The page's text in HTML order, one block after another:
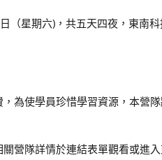
（星期六)，共五天四夜，東南
為使學員珍惜學習資源，本營
隊詳情於連結表單觀看或進入